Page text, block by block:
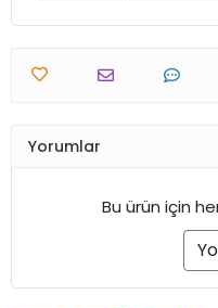
Yorumlar
Bu ürün için